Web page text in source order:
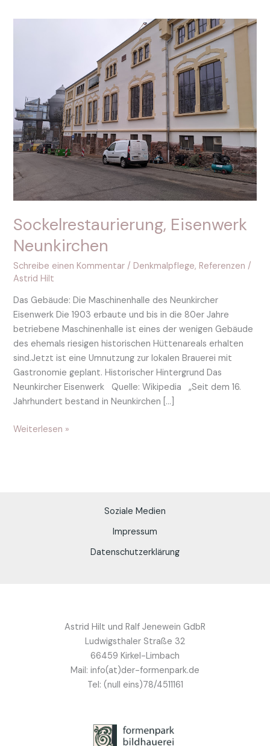
Sockelrestaurierung, Eisenwerk
Neunkirchen
Schreibe einen Kommentar / Denkmalpflege, Referenzen /
Astrid Hilt
Das Gebäude: Die Maschinenhalle des Neunkircher
Eisenwerk Die 1903 erbaute und bis in die 80er Jahre
betriebene Maschinenhalle ist eines der wenigen Gebäude
des ehemals riesigen historischen Hüttenareals erhalten
sind.Jetzt ist eine Umnutzung zur lokalen Brauerei mit
Gastronomie geplant. Historischer Hintergrund Das
Neunkircher Eisenwerk Quelle: Wikipedia „Seit dem 16.
Jahrhundert bestand in Neunkirchen […]
Weiterlesen »
Soziale Medien
Impressum
Datenschutzerklärung
Astrid Hilt und Ralf Jenewein GdbR
Ludwigsthaler Straße 32
66459 Kirkel-Limbach
Mail: info(at)der-formenpark.de
Tel: (null eins)78/4511161